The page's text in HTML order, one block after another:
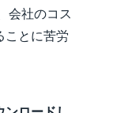
会社のコス
ことに苦労